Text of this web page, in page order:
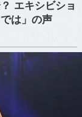
エキシビショ
は」の声